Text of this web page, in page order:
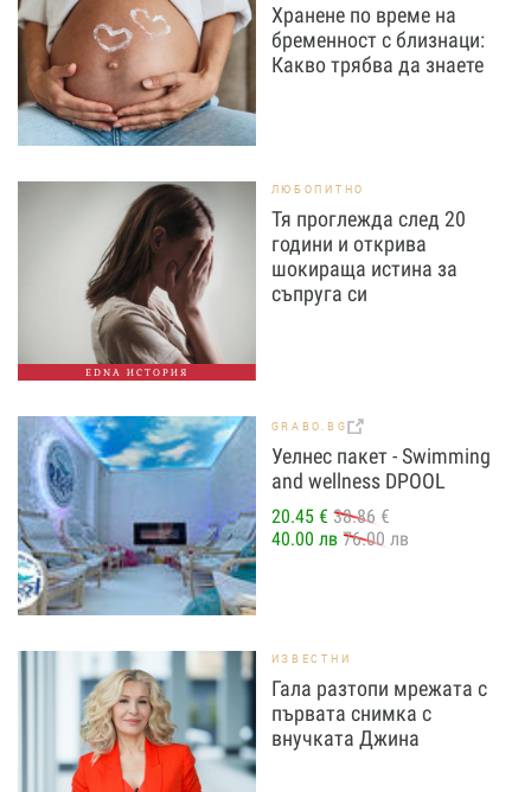
Хранене по време на
бременност с близнаци:
Какво трябва да знаете
EDNA ИСТОРИЯ
ЛЮБОПИТНО
Тя проглежда след 20
години и открива
шокираща истина за
съпруга си
GRABO.BG
Уелнес пакет - Swimming
and wellness DPOOL
20.45 € 38.86 €
40.00 лв 76.00 лв
ИЗВЕСТНИ
Гала разтопи мрежата с
първата снимка с
внучката Джина